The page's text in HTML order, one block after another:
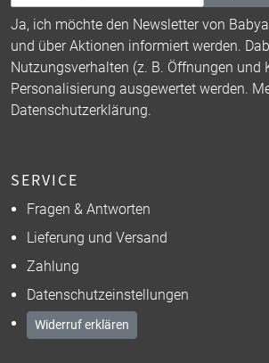
Ja, ich möchte den Newsletter von
und über Aktionen informiert werden.
Nutzungsverhalten (z. B. Öffnungen und
Personalisierung ausgewertet werden.
Datenschutzerklärung.
SERVICE
Fragen & Antworten
Lieferung und Versand
Zahlung
Datenschutzeinstellungen
Widerruf erklären